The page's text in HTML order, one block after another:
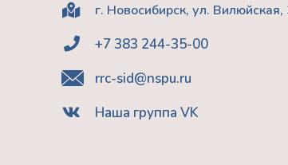
г. Новосибирск, ул. Вилюйская,
+7 383 244-35-00
rrc-sid@nspu.ru
Наша группа VK